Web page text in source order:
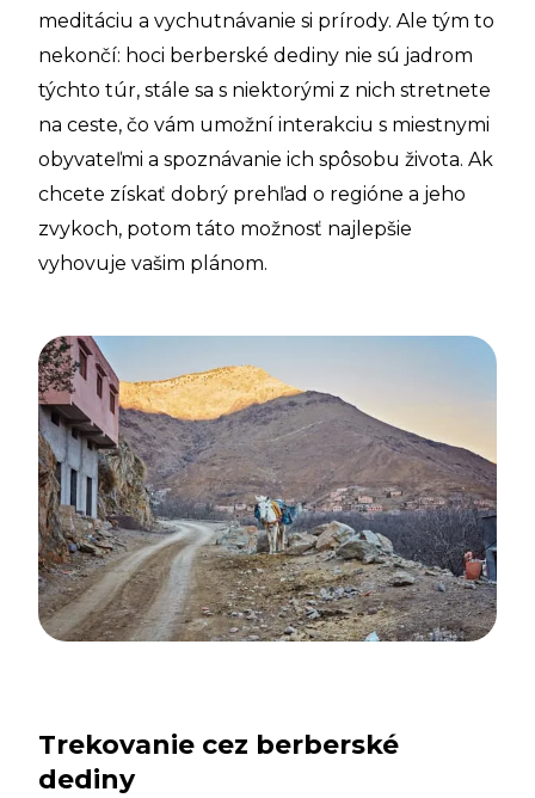
meditáciu a vychutnávanie si prírody. Ale tým to
nekončí: hoci berberské dediny nie sú jadrom
týchto túr, stále sa s niektorými z nich stretnete
na ceste, čo vám umožní interakciu s miestnymi
obyvateľmi a spoznávanie ich spôsobu života. Ak
chcete získať dobrý prehľad o regióne a jeho
zvykoch, potom táto možnosť najlepšie
vyhovuje vašim plánom.
Trekovanie cez berberské
dediny